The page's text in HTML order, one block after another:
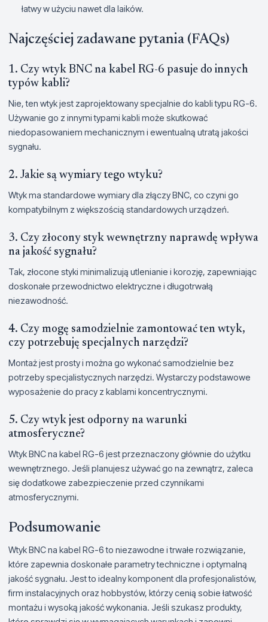
łatwy w użyciu nawet dla laików.
Najczęściej zadawane pytania (FAQs)
1. Czy wtyk BNC na kabel RG-6 pasuje do innych
typów kabli?
Nie, ten wtyk jest zaprojektowany specjalnie do kabli typu RG-6.
Używanie go z innymi typami kabli może skutkować
niedopasowaniem mechanicznym i ewentualną utratą jakości
sygnału.
2. Jakie są wymiary tego wtyku?
Wtyk ma standardowe wymiary dla złączy BNC, co czyni go
kompatybilnym z większością standardowych urządzeń.
3. Czy złocony styk wewnętrzny naprawdę wpływa
na jakość sygnału?
Tak, złocone styki minimalizują utlenianie i korozję, zapewniając
doskonałe przewodnictwo elektryczne i długotrwałą
niezawodność.
4. Czy mogę samodzielnie zamontować ten wtyk,
czy potrzebuję specjalnych narzędzi?
Montaż jest prosty i można go wykonać samodzielnie bez
potrzeby specjalistycznych narzędzi. Wystarczy podstawowe
wyposażenie do pracy z kablami koncentrycznymi.
5. Czy wtyk jest odporny na warunki
atmosferyczne?
Wtyk BNC na kabel RG-6 jest przeznaczony głównie do użytku
wewnętrznego. Jeśli planujesz używać go na zewnątrz, zaleca
się dodatkowe zabezpieczenie przed czynnikami
atmosferycznymi.
Podsumowanie
Wtyk BNC na kabel RG-6 to niezawodne i trwałe rozwiązanie,
które zapewnia doskonałe parametry techniczne i optymalną
jakość sygnału. Jest to idealny komponent dla profesjonalistów,
firm instalacyjnych oraz hobbystów, którzy cenią sobie łatwość
montażu i wysoką jakość wykonania. Jeśli szukasz produkty,